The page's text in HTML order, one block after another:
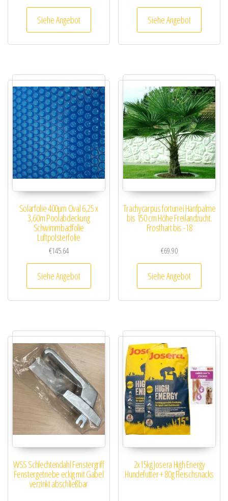
Siehe Angebot Siehe Angebot
Solarfolie 400µm Oval 6,25 x
3,60m Poolabdeckung
Schwimmbadfolie
Luftpolsterfolie
€145.64
Siehe Angebot
Trachycarpus fortunei Hanfpalme
bis 150 cm Höhe Freilandzucht.
Frosthart bis -18
€69.90
Siehe Angebot
WSS Schlechtendahl Fenstergriff
Fenstergetriebe eckig mit Gabel
verzinkt abschließbar
2x15kg Josera High Energy
Hundefutter + 80g Fleischsnacks